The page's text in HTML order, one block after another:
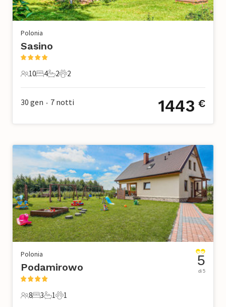
Polonia
Sasino
10 Ospiti
10
4 Camere da letto
4
2 Bagni
2
2 Animali domestici
2
30 gen • 7 notti 1443 €
Polonia
Podamirowo
8 Ospiti
8
3 Camere da letto
3
1 Bagno
1
1 Animale domestico
1
5
di 5